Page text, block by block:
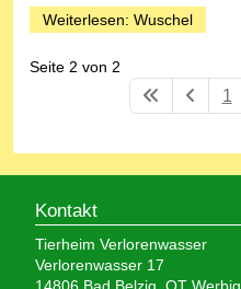
Weiterlesen: Wuschel
Seite 2 von 2
1
Kontakt
Tierheim Verlorenwasser
Verlorenwasser 17
14806 Bad Belzig, OT Werbig